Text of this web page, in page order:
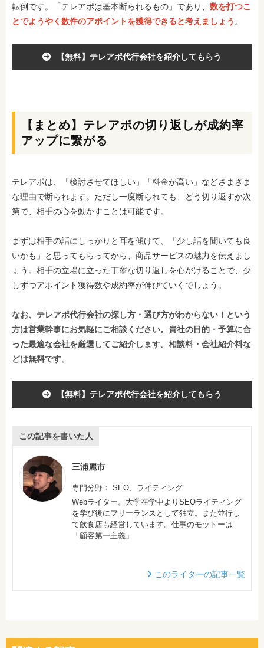
転倒です。「テレアポは基本断られるもの」であり、 数を打つこ
とでようやく数件のアポイントを獲得できると考えましょう 。
【無料】テレアポ代行会社を紹介してもらう
【まとめ】テレアポの切り返しが成約率
アップに繋がる
テレアポは、「検討させてほしい」「料金が高い」などさまざま
な理由で断られます。ただし一度断られても、どう切り返すか次
第で、相手の心を動かすことは可能です。
まずは相手の話にしっかりと耳を傾けて、「少し話を聞いても良
いかも」と思ってもらってから、商品サービスの魅力を伝えまし
ょう。相手の立場に立った丁寧な切り返しを心がけることで、少
しずつアポイント獲得数や成約率が伸びていくでしょう。
なお、テレアポ代行会社の探し方・選び方がわからない！という
方は営業幹事にお気軽にご相談ください。貴社の目的・予算に合
った最適な会社を厳選してご紹介します。相談料・会社紹介料な
どは無料です。
【無料】テレアポ代行会社を紹介してもらう
この記事を書いた人
三浦麗市
専門分野： SEO、ライティング
Webライター。大学在学中よりSEOライティング
を学び後にフリーランスとして独立。また並行し
て飲食店も経営しています。仕事のモットーは
「顧客第一主義」
このライターの記事一覧